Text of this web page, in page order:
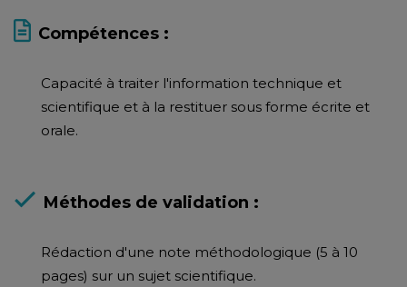
Compétences :
Capacité à traiter l'information technique et
scientifique et à la restituer sous forme écrite et
orale.
Méthodes de validation :
Rédaction d'une note méthodologique (5 à 10
pages) sur un sujet scientifique.